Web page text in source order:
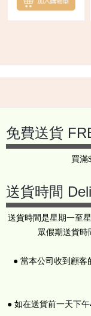
Back
免費送貨
買滿
送貨時間
送貨時間是星期一至
眾假期送貨時
● 當本公司收到顧客
● 如在送貨前一天下